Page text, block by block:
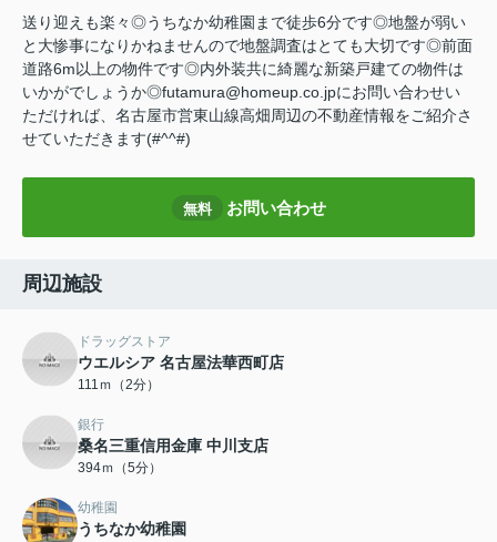
送り迎えも楽々◎うちなか幼稚園まで徒歩6分です◎地盤が弱い
と大惨事になりかねませんので地盤調査はとても大切です◎前面
道路6m以上の物件です◎内外装共に綺麗な新築戸建ての物件は
いかがでしょうか◎futamura@homeup.co.jpにお問い合わせい
ただければ、名古屋市営東山線高畑周辺の不動産情報をご紹介さ
せていただきます(#^^#)
無料 お問い合わせ
周辺施設
ドラッグストア
ウエルシア 名古屋法華西町店
111ｍ（2分）
銀行
桑名三重信用金庫 中川支店
394ｍ（5分）
幼稚園
うちなか幼稚園